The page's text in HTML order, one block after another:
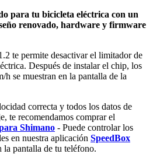
para tu bicicleta eléctrica con un
renovado, hardware y firmware
te permite desactivar el limitador de
Después de instalar el chip, los
h se muestran en la pantalla de la
correcta y todos los datos de
te recomendamos comprar el
Shimano - Puede controlar los
en nuestra aplicación SpeedBox
la pantalla de tu teléfono.